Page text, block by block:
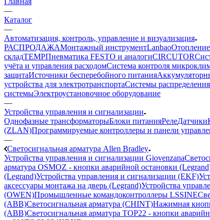
—
Каталог
—
Автоматизация, контроль, управление и визуализация
РАСПРОДАЖАМонтажный инструментLanbao
складTEMPПневматика FESTO и аналогиCIRCUTOR
учёта и управления расходомСистема контроля
защитаИсточники бесперебойного питания
устройства для электротранспортаСистемы
системыЭлектроустановочное оборудование
—
Устройства управления и сигнализации
Однофазные трансформаторыБлоки питанияРелеДатчики
(ZLAN)Программируемые контроллеры и панели
—
Светосигнальная арматура Allen Bradley
Устройства управления и сигнализации Giovenzana
арматура OSMOZ - кнопки аварийной остановки
(Legrand)Устройства управления и сигнализации (EKF)
аксессуары монтажа на дверь (Legrand)Устройства
(OWEN)Промышленные командоконтроллеры LSSINE
(ABB)Светосигнальная арматура (CHINT)Нажимная
(ABB)Светосигнальная арматура TOP22 - кнопки